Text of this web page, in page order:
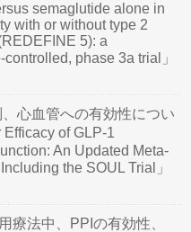
semaglutide alone in
with or without type 2
5): a
phase 3a trial」
心血管への有効性につい
of GLP-1
An Updated Meta-
the SOUL Trial」
療法中、PPIの有効性、